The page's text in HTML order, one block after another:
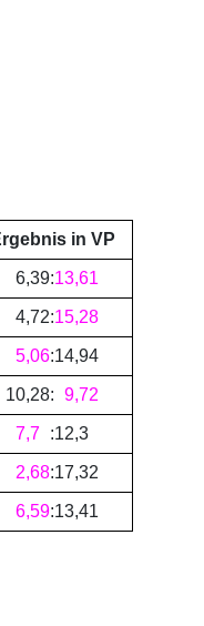
in VP
6,39:13,61
4,72:15,28
5,06:14,94
10,28: 9,72
7,7 :12,3
2,68:17,32
6,59:13,41